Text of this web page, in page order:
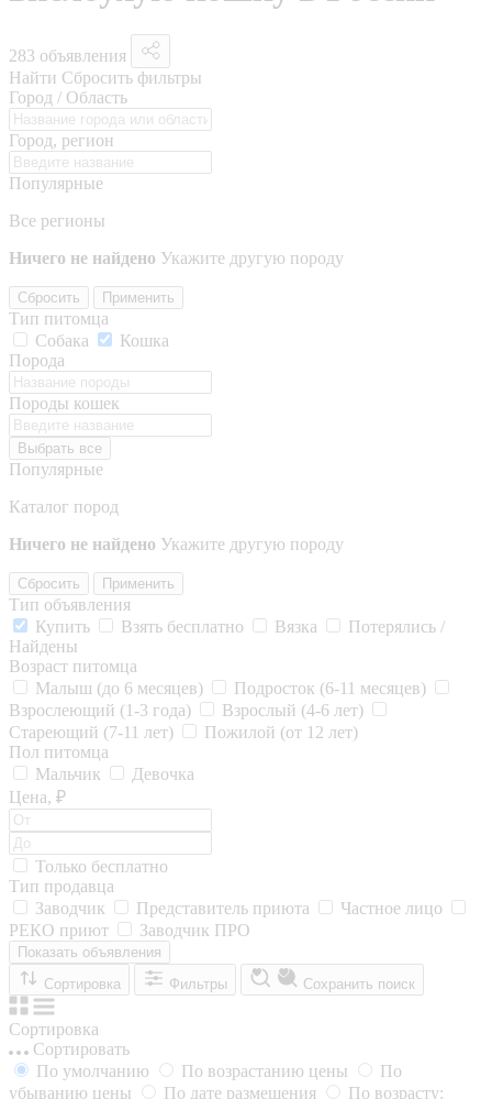
283 объявления
Найти Сбросить фильтры
Город / Область
Город, регион
Популярные
Все регионы
Ничего не найдено Укажите другую породу
Сбросить Применить
Тип питомца
Собака
Кошка
Порода
Породы кошек
Выбрать все
Популярные
Каталог пород
Ничего не найдено Укажите другую породу
Сбросить Применить
Тип объявления
Купить
Взять бесплатно Вязка
Потерялись /
Найдены
Возраст питомца
Малыш (до 6 месяцев)
Подросток (6-11 месяцев)
Взрослеющий (1-3 года)
Взрослый (4-6 лет)
Стареющий (7-11 лет)
Пожилой (от 12 лет)
Пол питомца
Мальчик
Девочка
Цена, ₽
Только бесплатно
Тип продавца
Заводчик
Представитель приюта
Частное лицо
РЕКО приют
Заводчик ПРО
Показать объявления
Сортировка
Фильтры Сохранить поиск
Сортировка
Сортировать
По умолчанию
По возрастанию цены
По
убыванию цены
По дате размещения
По возрасту: